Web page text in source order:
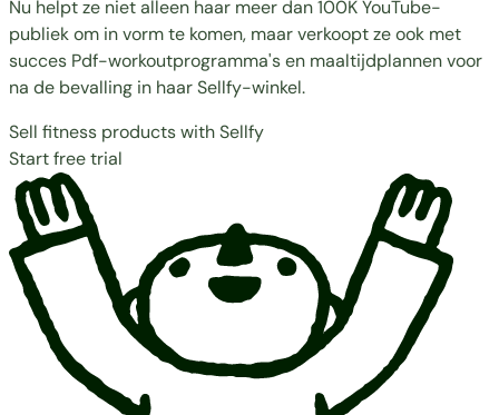
Nu helpt ze niet alleen haar meer dan 100K YouTube-
publiek om in vorm te komen, maar verkoopt ze ook met
succes Pdf-workoutprogramma's en maaltijdplannen voor
na de bevalling in haar Sellfy-winkel.
Sell fitness products with Sellfy
Start free trial